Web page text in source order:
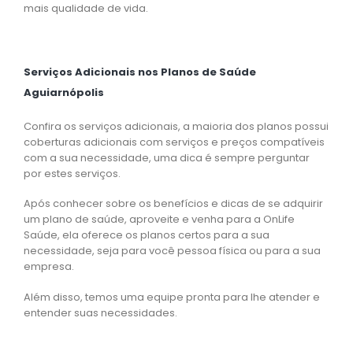
mais qualidade de vida.
Serviços Adicionais nos Planos de Saúde
Aguiarnópolis
Confira os serviços adicionais, a maioria dos planos possui
coberturas adicionais com serviços e preços compatíveis
com a sua necessidade, uma dica é sempre perguntar
por estes serviços.
Após conhecer sobre os benefícios e dicas de se adquirir
um plano de saúde, aproveite e venha para a OnLife
Saúde, ela oferece os planos certos para a sua
necessidade, seja para você pessoa física ou para a sua
empresa.
Além disso, temos uma equipe pronta para lhe atender e
entender suas necessidades.